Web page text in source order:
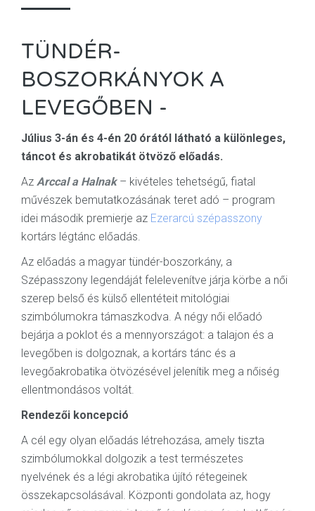
TÜNDÉR-
BOSZORKÁNYOK A
LEVEGŐBEN -
Július 3-án és 4-én 20 órától látható a különleges,
táncot és akrobatikát ötvöző előadás.
Az Arccal a Halnak– kivételes tehetségű, fiatal
művészek bemutatkozásának teret adó – program
idei második premierje az Ezerarcú szépasszony
kortárs légtánc előadás.
Az előadás a magyar tündér-boszorkány, a
Szépasszony legendáját felelevenítve járja körbe a női
szerep belső és külső ellentéteit mitológiai
szimbólumokra támaszkodva. A négy női előadó
bejárja a poklot és a mennyországot: a talajon és a
levegőben is dolgoznak, a kortárs tánc és a
levegőakrobatika ötvözésével jelenítik meg a nőiség
ellentmondásos voltát.
Rendezői koncepció
A cél egy olyan előadás létrehozása, amely tiszta
szimbólumokkal dolgozik a test természetes
nyelvének és a légi akrobatika újító rétegeinek
összekapcsolásával. Központi gondolata az, hogy